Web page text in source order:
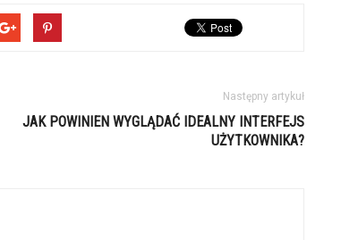
Następny artykuł
JAK POWINIEN WYGLĄDAĆ IDEALNY INTERFEJS
UŻYTKOWNIKA?